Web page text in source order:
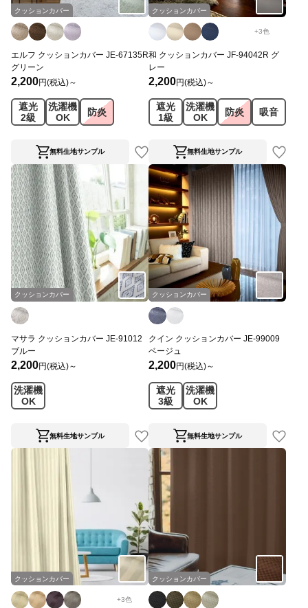
クッションカバー
エルフ クッションカバー JE-67135R
グリーン
2,200円(税込)～
遮光
2級
洗濯機
OK
防炎
無料生地サンプル
クッションカバー
+3色
和 クッションカバー JF-94042R グ
レー
2,200円(税込)～
遮光
1級
洗濯機
OK
防炎 吸音
無料生地サンプル
クッションカバー
マサラ クッションカバー JE-91012
ブルー
2,200円(税込)～
洗濯機
OK
無料生地サンプル
クッションカバー
クイン クッションカバー JE-99009
ベージュ
2,200円(税込)～
遮光
3級
洗濯機
OK
無料生地サンプル
クッションカバー
+3色
クッションカバー